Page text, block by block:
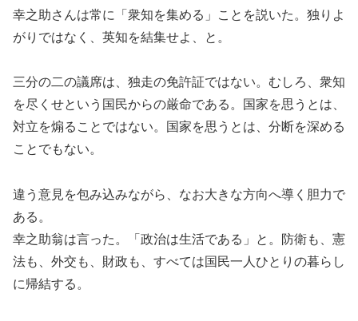
幸之助さんは常に「衆知を集める」ことを説いた。独りよ
がりではなく、英知を結集せよ、と。
三分の二の議席は、独走の免許証ではない。むしろ、衆知
を尽くせという国民からの厳命である。国家を思うとは、
対立を煽ることではない。国家を思うとは、分断を深める
ことでもない。
違う意見を包み込みながら、なお大きな方向へ導く胆力で
ある。
幸之助翁は言った。「政治は生活である」と。防衛も、憲
法も、外交も、財政も、すべては国民一人ひとりの暮らし
に帰結する。